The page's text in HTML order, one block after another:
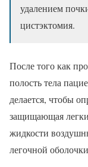
удалением
цистэктомия.
После того как
полость тела
делается, чтобы
защищающая
жидкости
легочной